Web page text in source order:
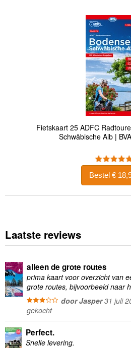
Fietskaart 25 ADFC
Schwäbische Alb |
Bestel €
Laatste reviews
alleen de grote routes
prima kaart voor overzicht van
grote routes, bijvoorbeeld naar
wandelingen te plannen minder
door Jasper31 juli
gekocht
Perfect.
Snelle levering.